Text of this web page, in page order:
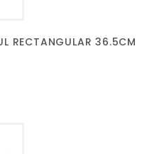
RECTANGULAR 36.5CM